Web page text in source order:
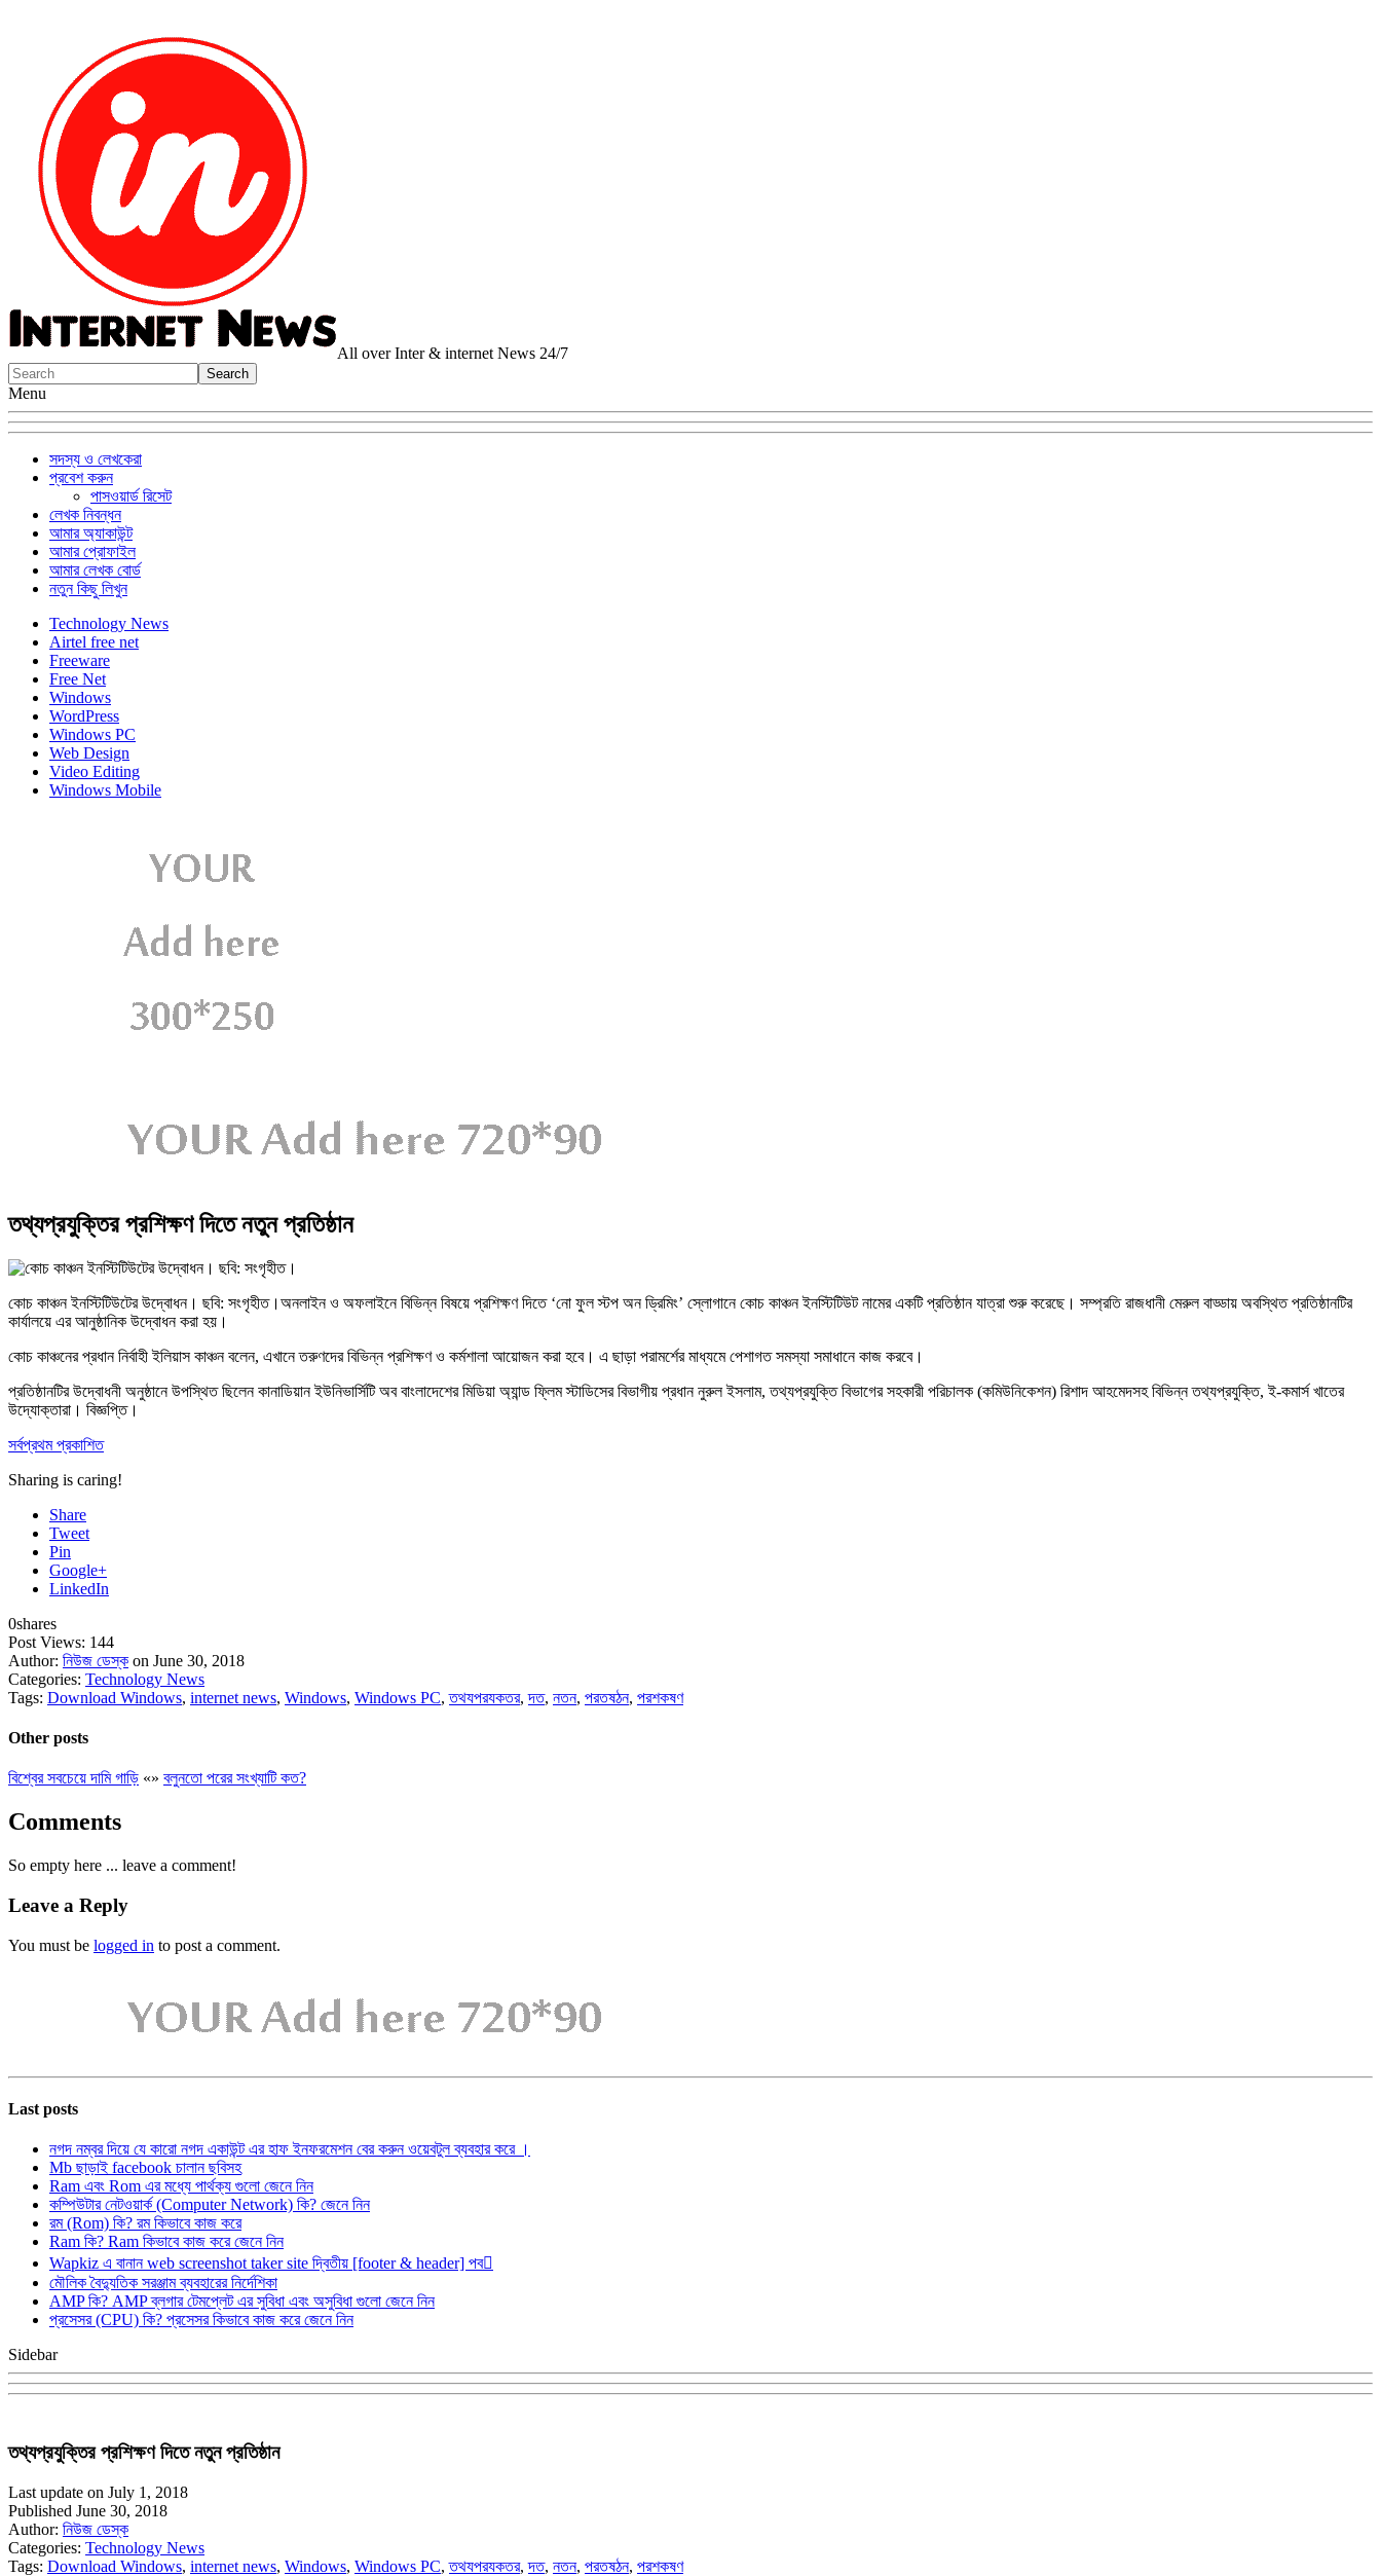
All over Inter & internet News 24/7
Menu
সদস্য ও লেখকেরা
প্রবেশ করুন
পাসওয়ার্ড রিসেট
লেখক নিবন্ধন
আমার অ্যাকাউন্ট
আমার প্রোফাইল
আমার লেখক বোর্ড
নতুন কিছু লিখুন
Technology News
Airtel free net
Freeware
Free Net
Windows
WordPress
Windows PC
Web Design
Video Editing
Windows Mobile
তথ্যপ্রযুক্তির প্রশিক্ষণ দিতে নতুন প্রতিষ্ঠান
কোচ কাঞ্চন ইনস্টিটিউটের উদ্বোধন। ছবি: সংগৃহীত। অনলাইন ও অফলাইনে বিভিন্ন বিষয়ে প্রশিক্ষণ দিতে ‘নো ফুল স্টপ অন ড্রিমিং’ স্লোগানে কোচ কাঞ্চন ইনস্টিটিউট নামের একটি প্রতিষ্ঠান যাত্রা শুরু করেছে। সম্প্রতি রাজধানী মেরুল বাড্ডায় অবস্থিত প্রতিষ্ঠানটির
কার্যালয়ে এর আনুষ্ঠানিক উদ্বোধন করা হয়।
কোচ কাঞ্চনের প্রধান নির্বাহী ইলিয়াস কাঞ্চন বলেন, এখানে তরুণদের বিভিন্ন প্রশিক্ষণ ও কর্মশালা আয়োজন করা হবে। এ ছাড়া পরামর্শের মাধ্যমে পেশাগত সমস্যা সমাধানে কাজ করবে।
প্রতিষ্ঠানটির উদ্বোধনী অনুষ্ঠানে উপস্থিত ছিলেন কানাডিয়ান ইউনিভার্সিটি অব বাংলাদেশের মিডিয়া অ্যান্ড ফ্লিম স্টাডিসের বিভাগীয় প্রধান নুরুল ইসলাম, তথ্যপ্রযুক্তি বিভাগের সহকারী পরিচালক (কমিউনিকেশন) রিশাদ আহমেদসহ বিভিন্ন তথ্যপ্রযুক্তি, ই-কমার্স খাতের
উদ্যোক্তারা। বিজ্ঞপ্তি।
সর্বপ্রথম প্রকাশিত
Sharing is caring!
Share
Tweet
Pin
Google+
LinkedIn
0shares
Post Views: 144
Author: নিউজ ডেস্ক on June 30, 2018
Categories: Technology News
Tags: Download Windows, internet news, Windows, Windows PC,তথযপরযকতর,দত, নতন, পরতষঠন, পরশকষণ
Other posts
বিশ্বের সবচেয়ে দামি গাড়ি «» বলুনতো পরের সংখ্যাটি কত?
Comments
So empty here ... leave a comment!
Leave a Reply
You must be logged in to post a comment.
Last posts
নগদ নম্বর দিয়ে যে কারো নগদ একাউন্ট এর হাফ ইনফরমেশন বের করুন ওয়েবটুল ব্যবহার করে ।
Mb ছাড়াই facebook চালান ছবিসহ
Ram এবং Rom এর মধ্যে পার্থক্য গুলো জেনে নিন
কম্পিউটার নেটওয়ার্ক (Computer Network) কি? জেনে নিন
রম (Rom) কি? রম কিভাবে কাজ করে
Ram কি? Ram কিভাবে কাজ করে জেনে নিন
Wapkiz এ বানান web screenshot taker site দ্বিতীয় [footer & header] পব
মৌলিক বৈদ্যুতিক সরঞ্জাম ব্যবহারের নির্দেশিকা
AMP কি? AMP ব্লগার টেমপ্লেট এর সুবিধা এবং অসুবিধা গুলো জেনে নিন
প্রসেসর (CPU) কি? প্রসেসর কিভাবে কাজ করে জেনে নিন
Sidebar
তথ্যপ্রযুক্তির প্রশিক্ষণ দিতে নতুন প্রতিষ্ঠান
Last update on July 1, 2018
Published June 30, 2018
Author: নিউজ ডেস্ক
Categories: Technology News
Tags: Download Windows, internet news, Windows, Windows PC,তথযপরযকতর,দত, নতন, পরতষঠন, পরশকষণ